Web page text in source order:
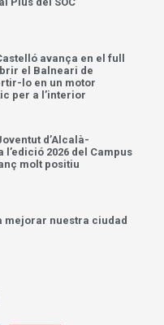
avança en el full
el Balneari de
lo en un motor
per a l’interior
d’Alcalà-
2026 del Campus
molt positiu
mejorar nuestra ciudad